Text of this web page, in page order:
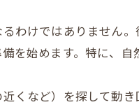
わけではありません
を始めます。特に、
くなど）を探して動